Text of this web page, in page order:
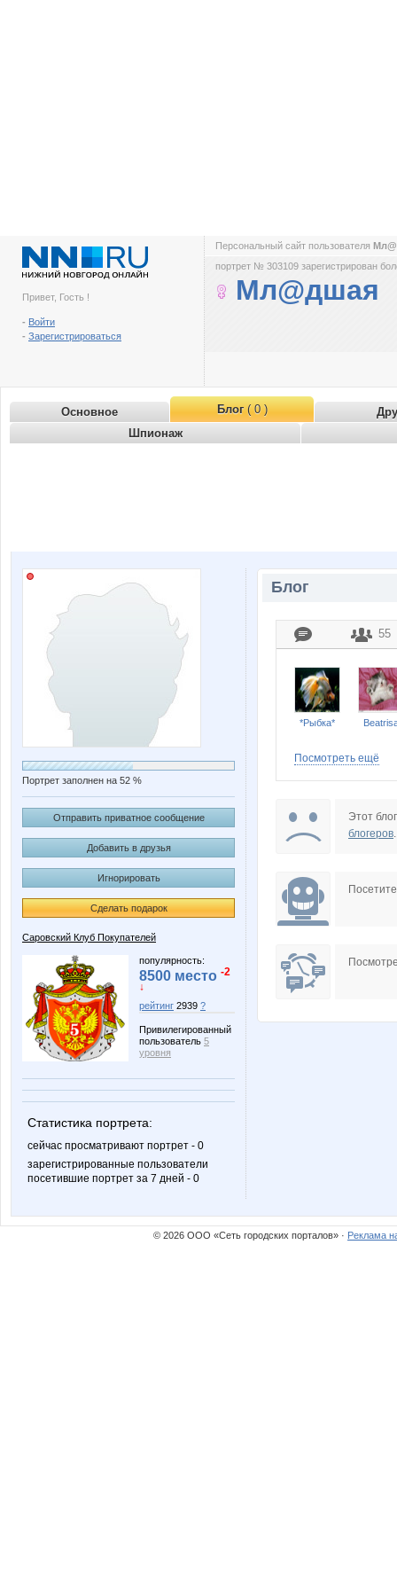
Привет, Гость !
- Войти
- Зарегистрироваться
Персональный сайт пользователя
портрет № 303109 зарегистрирован
Мл@дшая
Основное Блог( 0 )
Шпионаж
Портрет заполнен на 52 %
Отправить приватное сообщение
Добавить в друзья
Игнорировать
Сделать подарок
Саровский Клуб Покупателей
популярность:
8500 место -2
↓
рейтинг 2939 ?
Привилегированный
пользователь 5
уровня
Статистика портрета:
сейчас просматривают портрет - 0
зарегистрированные пользователи
посетившие портрет за 7 дней - 0
Блог
55
*Рыбка*
Sc@rlet
adelnn
Посмотреть ещё
Этот
блогеров.
© 2026 ООО «Сеть городских порталов» · Реклама